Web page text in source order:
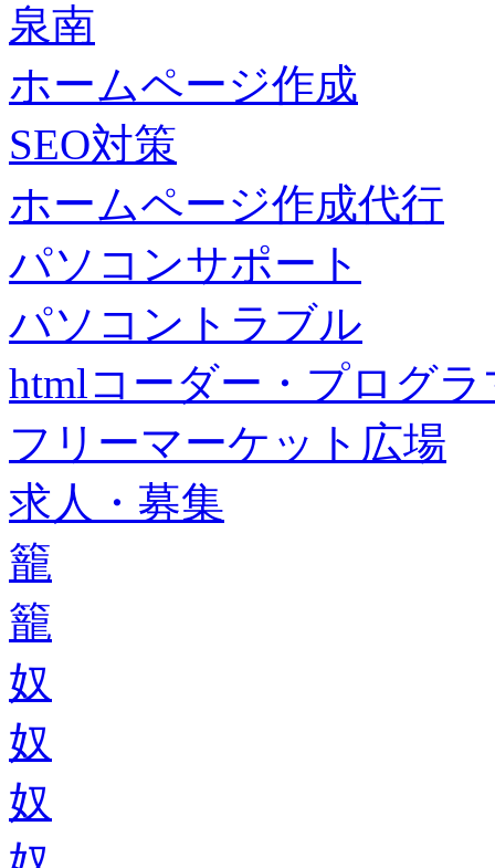
泉南
ホームページ作成
SEO対策
ホームページ作成代行
パソコンサポート
パソコントラブル
htmlコーダー・プログラ
フリーマーケット広場
求人・募集
籠
籠
奴
奴
奴